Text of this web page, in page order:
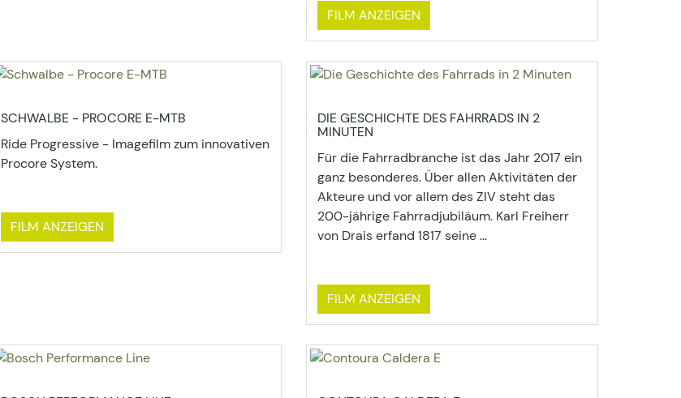
FILM ANZEIGEN
SCHWALBE - PROCORE E-MTB
Ride Progressive - Imagefilm zum innovativen
Procore System.
FILM ANZEIGEN
DIE GESCHICHTE DES FAHRRADS IN 2
MINUTEN
Für die Fahrradbranche ist das Jahr 2017 ein
ganz besonderes. Über allen Aktivitäten der
Akteure und vor allem des ZIV steht das
200-jährige Fahrradjubiläum. Karl Freiherr
von Drais erfand 1817 seine ...
FILM ANZEIGEN